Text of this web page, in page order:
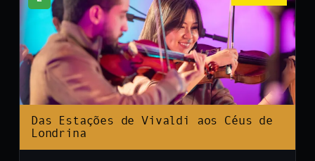
Das Estações de Vivaldi aos Céus de
Londrina